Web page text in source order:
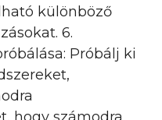
különböző
6.
Próbálj ki